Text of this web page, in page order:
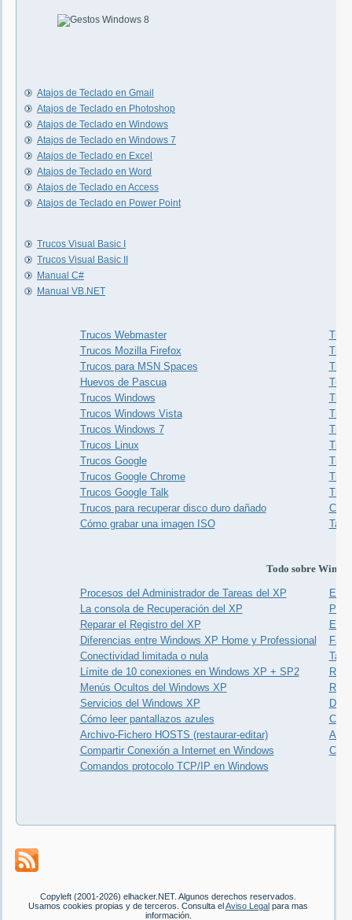
Atajos de Teclado en Gmail
Atajos de Teclado en Photoshop
Atajos de Teclado en Windows
Atajos de Teclado en Windows 7
Atajos de Teclado en Excel
Atajos de Teclado en Word
Atajos de Teclado en Access
Atajos de Teclado en Power Point
Trucos Visual Basic I
Trucos Visual Basic II
Manual C#
Manual VB.NET
Trucos Webmaster
Trucos Mozilla Firefox
Trucos para MSN Spaces
Huevos de Pascua
Trucos Windows
Trucos Windows Vista
Trucos Windows 7
Trucos Linux
Trucos Google
Trucos Google Chrome
Trucos Google Talk
Trucos para recuperar disco duro dañado
Cómo grabar una imagen ISO
Todo sobre
Procesos del Administrador de Tareas del XP
El
La consola de Recuperación del XP
Reparar el Registro del XP
Diferencias entre Windows XP Home y Professional
Faq
Conectividad limitada o nula
Límite de 10 conexiones en Windows XP + SP2
Menús Ocultos del Windows XP
Servicios del Windows XP
Cómo leer pantallazos azules
Archivo-Fichero HOSTS (restaurar-editar)
Compartir Conexión a Internet en Windows
Comandos protocolo TCP/IP en Windows
Copyleft (2001-2026) elhacker.NET. Algunos derechos reservados.
Usamos cookies propias y de terceros. Consulta el Aviso Legal para mas
información.